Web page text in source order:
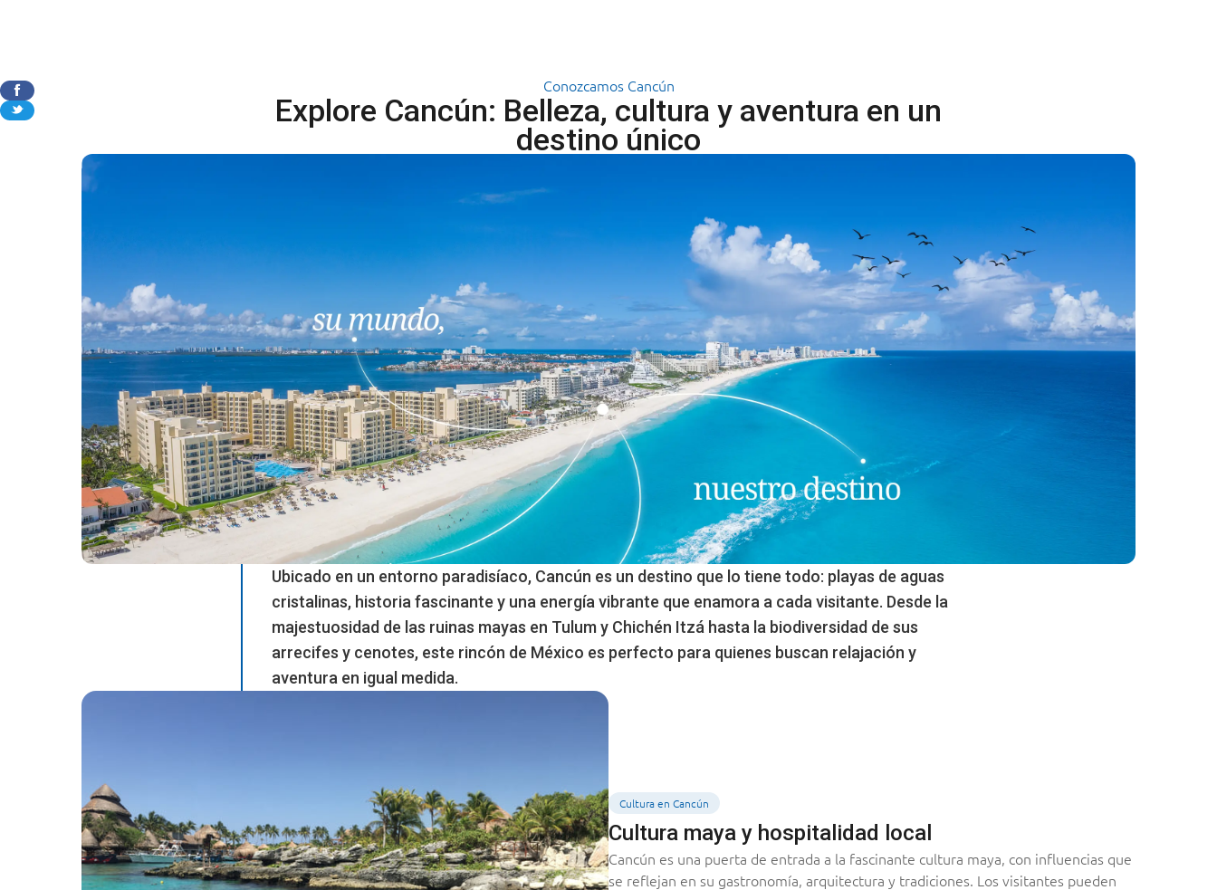
Conozcamos Cancún
Explore Cancún: Belleza, cultura y aventura en un
destino único
Ubicado en un entorno paradisíaco, Cancún es un destino que lo tiene todo: playas de aguas
cristalinas, historia fascinante y una energía vibrante que enamora a cada visitante. Desde la
majestuosidad de las ruinas mayas en Tulum y Chichén Itzá hasta la biodiversidad de sus
arrecifes y cenotes, este rincón de México es perfecto para quienes buscan relajación y
aventura en igual medida.
Cultura en Cancún
Cultura maya y hospitalidad local
Cancún es una puerta de entrada a la fascinante cultura maya, con influencias que
se reflejan en su gastronomía, arquitectura y tradiciones. Los visitantes pueden